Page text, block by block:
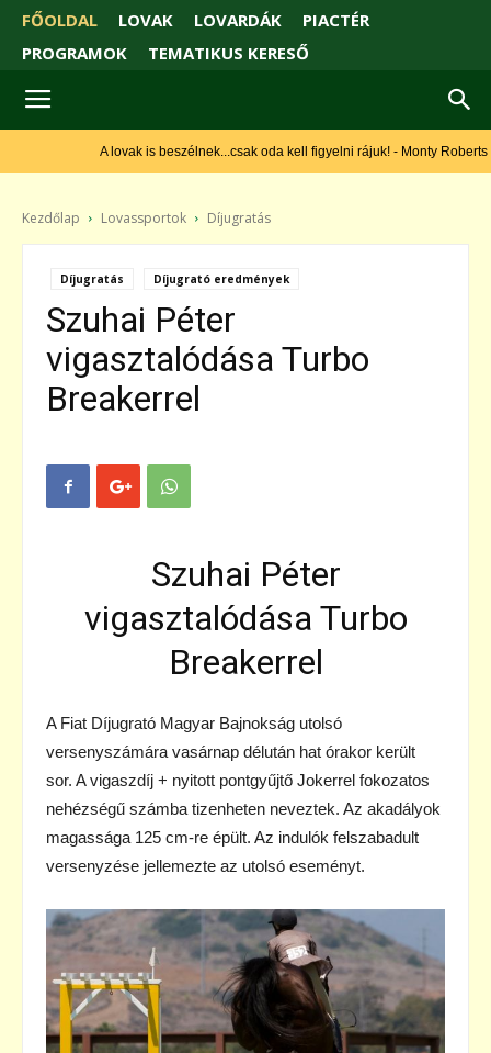
FŐOLDAL LOVAK LOVARDÁK
PIACTÉR
PROGRAMOK
TEMATIKUS KERESŐ
A lovak is beszélnek...csak oda kell figyelni rájuk! - Monty Roberts
Kezdőlap Lovassportok Díjugratás
Díjugratás Díjugrató eredmények
Szuhai Péter
vigasztalódása Turbo
Breakerrel
Szuhai Péter
vigasztalódása Turbo
Breakerrel
A Fiat Díjugrató Magyar Bajnokság utolsó
versenyszámára vasárnap délután hat órakor került
sor. A vigaszdíj + nyitott pontgyűjtő Jokerrel fokozatos
nehézségű számba tizenheten neveztek. Az akadályok
magassága 125 cm-re épült. Az indulók felszabadult
versenyzése jellemezte az utolsó eseményt.